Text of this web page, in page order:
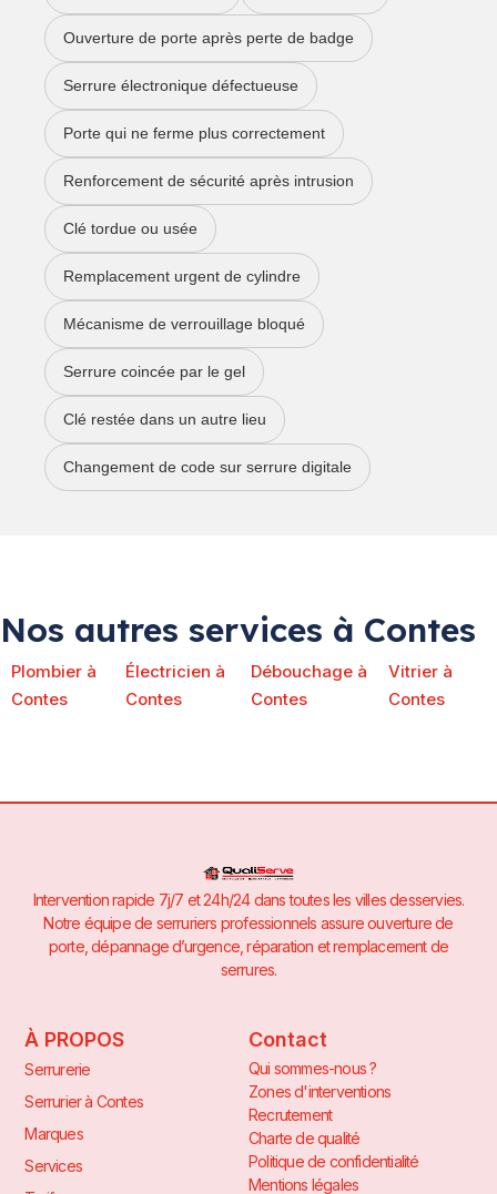
Ouverture de porte après perte de badge
Serrure électronique défectueuse
Porte qui ne ferme plus correctement
Renforcement de sécurité après intrusion
Clé tordue ou usée
Remplacement urgent de cylindre
Mécanisme de verrouillage bloqué
Serrure coincée par le gel
Clé restée dans un autre lieu
Changement de code sur serrure digitale
Nos autres services à Contes
Plombier à
Contes
Électricien à
Contes
Débouchage à
Contes
Vitrier à
Contes
Intervention rapide 7j/7 et 24h/24 dans toutes les villes desservies.
Notre équipe de serruriers professionnels assure ouverture de
porte, dépannage d’urgence, réparation et remplacement de
serrures.
À PROPOS
Serrurerie
Serrurier à Contes
Marques
Services
Contact
Qui sommes-nous ?
Zones d'interventions
Recrutement
Charte de qualité
Politique de confidentialité
Mentions légales